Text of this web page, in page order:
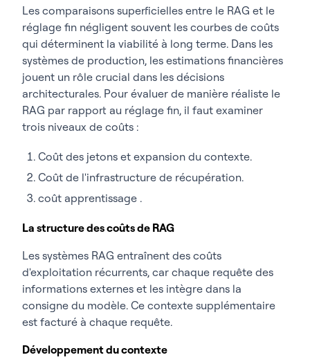
Les comparaisons superficielles entre le RAG et le
réglage fin négligent souvent les courbes de coûts
qui déterminent la viabilité à long terme. Dans les
systèmes de production, les estimations financières
jouent un rôle crucial dans les décisions
architecturales. Pour évaluer de manière réaliste le
RAG par rapport au réglage fin, il faut examiner
trois niveaux de coûts :
Coût des jetons et expansion du contexte.
Coût de l'infrastructure de récupération.
coût apprentissage .
La structure des coûts de RAG
Les systèmes RAG entraînent des coûts
d'exploitation récurrents, car chaque requête des
informations externes et les intègre dans la
consigne du modèle. Ce contexte supplémentaire
est facturé à chaque requête.
Développement du contexte